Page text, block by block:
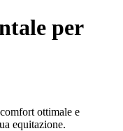
per
ottimale e
equitazione.